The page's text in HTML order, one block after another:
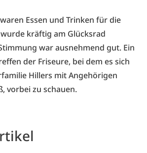
Essen und Trinken für die
kräftig am Glücksrad
war ausnehmend gut. Ein
der Friseure, bei dem es sich
Hillers mit Angehörigen
vorbei zu schauen.